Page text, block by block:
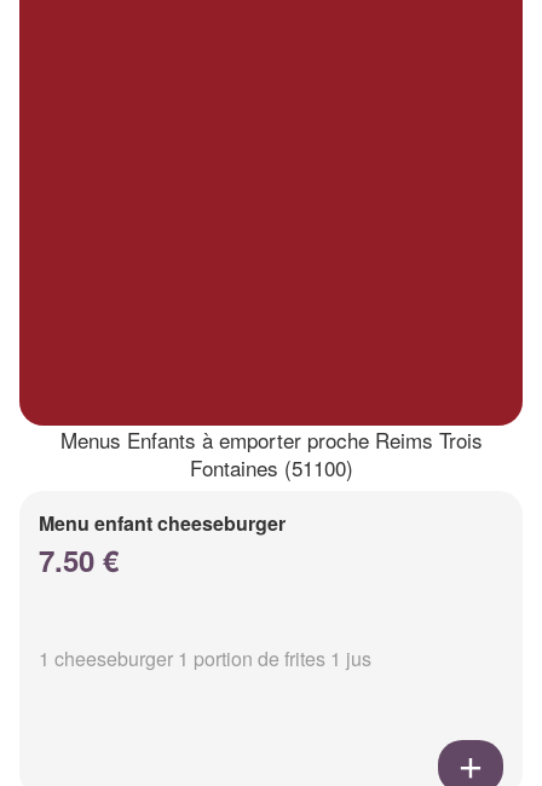
Menus Enfants à emporter proche Reims Trois
Fontaines (51100)
Menu enfant cheeseburger
7.50 €
1 cheeseburger 1 portion de frites 1 jus